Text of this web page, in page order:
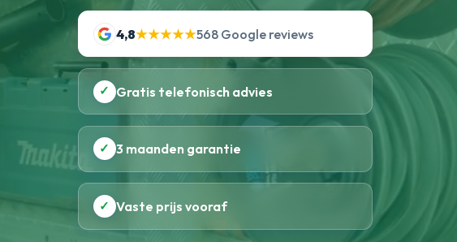
4,8★★★★★568 Google reviews
✓ Gratis telefonisch advies
✓ 3 maanden garantie
✓ Vaste prijs vooraf